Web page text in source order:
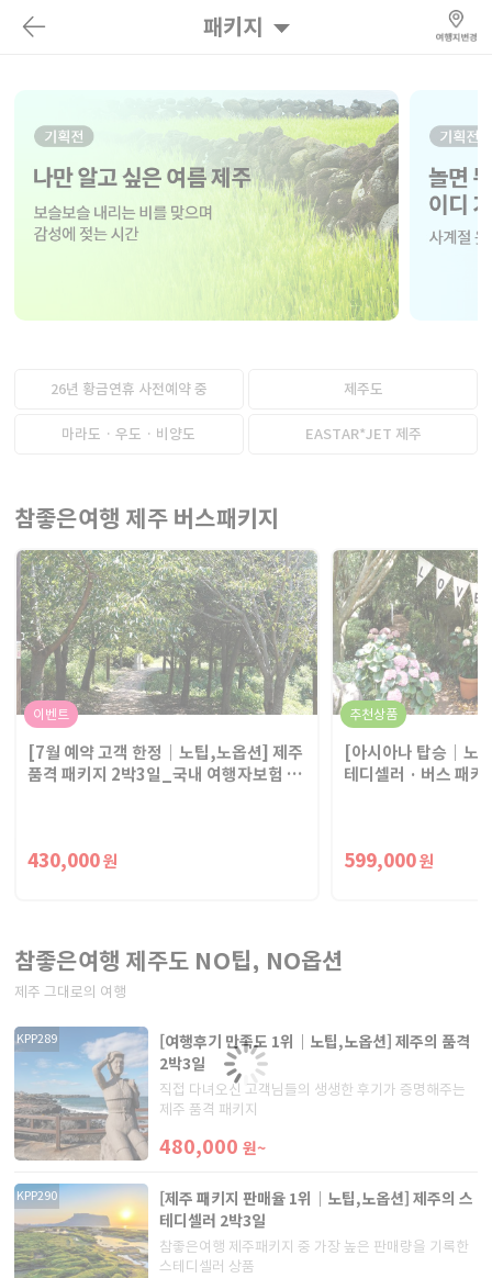
패키지
26년 황금연휴 사전예약 중 제주도
마라도 · 우도 · 비양도 EASTAR*JET 제주
참좋은여행 제주 버스패키지
이벤트
[7월 예약 고객 한정｜노팁,노옵션] 제주
품격 패키지 2박3일_국내 여행자보험 가
430,000원
추천상품
[아시아나 탑승｜노
테디셀러 · 버스 패
599,000원
참좋은여행 제주도 NO팁, NO옵션
제주 그대로의 여행
KPP289
[여행후기 만족도 1위｜노팁,노옵션] 제주의 품격
2박3일
직접 다녀오신 고객님들의 생생한 후기가 증명해주는
제주 품격 패키지
480,000 원~
KPP290
[제주 패키지 판매율 1위｜노팁,노옵션] 제주의 스
테디셀러 2박3일
참좋은여행 제주패키지 중 가장 높은 판매량을 기록한
스테디셀러 상품